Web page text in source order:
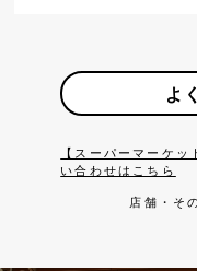
よ
【スーパーマーケ
い合わせはこちら
店舗・そ